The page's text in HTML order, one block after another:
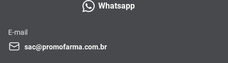
Whatsapp
E-mail
sac@promofarma.com.br